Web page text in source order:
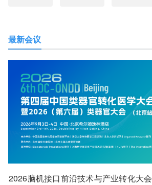
最新会议
2026脑机接口前沿技术与产业转化大会